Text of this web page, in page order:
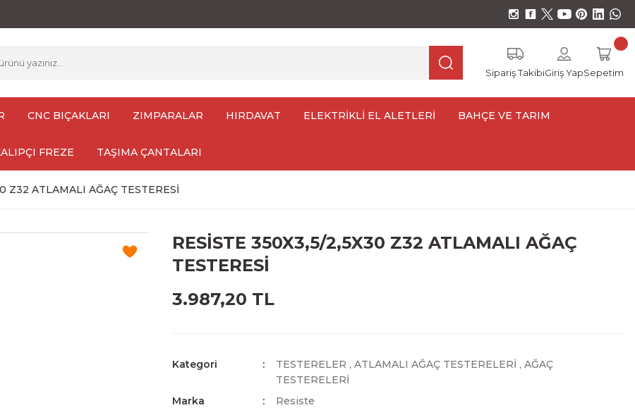
Sipariş TakibiGiriş YapSepetim
CNC BIÇAKLARI ZIMPARALAR HIRDAVAT ELEKTRİKLİ EL ALETLERİ BAHÇE VE TARIM
FREZE TAŞIMA ÇANTALARI
Z32 ATLAMALI AĞAÇ TESTERESİ
RESİSTE 350X3,5/2,5X30 Z32 ATLAMALI AĞAÇ
TESTERESİ
3.987,20 TL
Kategori TESTERELER , ATLAMALI AĞAÇ TESTERELERİ , AĞAÇ
TESTERELERİ
Marka
Resiste